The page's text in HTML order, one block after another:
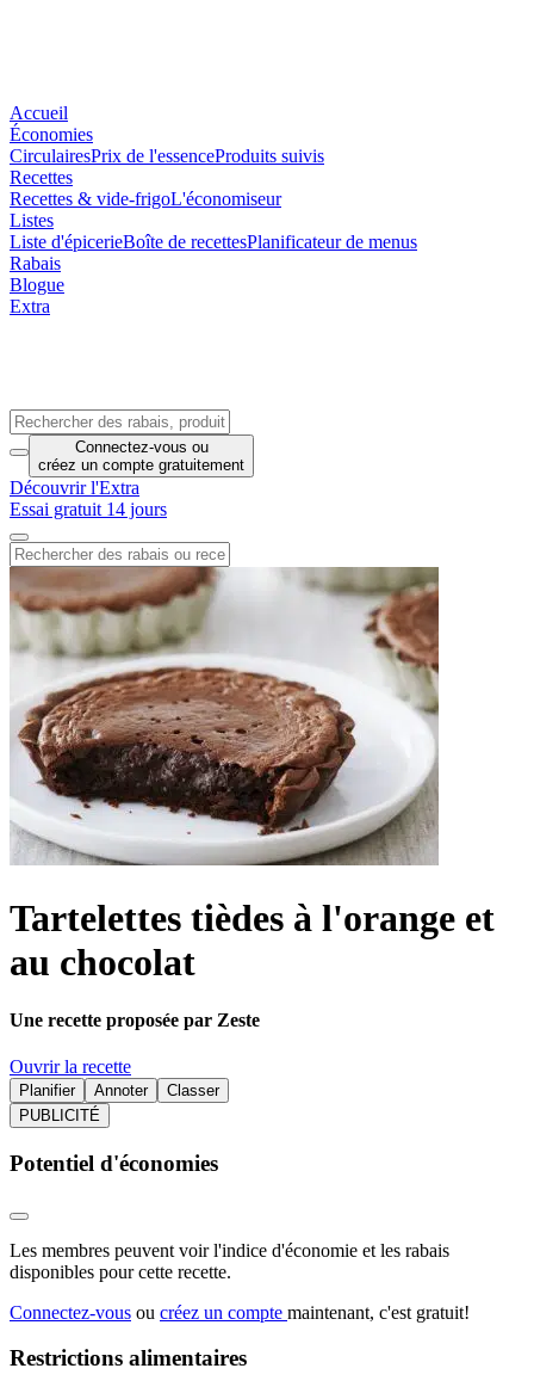
Accueil
Économies
CirculairesPrix de l'essenceProduits suivis
Recettes
Recettes & vide-frigoL'économiseur
Listes
Liste d'épicerieBoîte de recettesPlanificateur de menus
Rabais
Blogue
Extra
Connectez-vous ou
créez un compte gratuitement
Découvrir l'Extra
Essai gratuit 14 jours
Tartelettes tièdes à l'orange et
au chocolat
Une recette proposée par Zeste
Ouvrir la recette
Planifier Annoter
Classer
PUBLICITÉ
Potentiel d'économies
Les membres peuvent voir l'indice d'économie et les rabais
disponibles pour cette recette.
Connectez-vous ou créez un compte maintenant, c'est gratuit!
Restrictions alimentaires